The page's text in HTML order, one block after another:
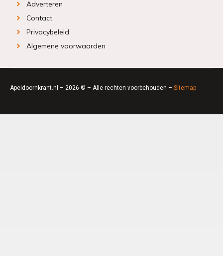
Adverteren
Contact
Privacybeleid
Algemene voorwaarden
Apeldoornkrant.nl – 2026 © – Alle rechten voorbehouden – Sitemap